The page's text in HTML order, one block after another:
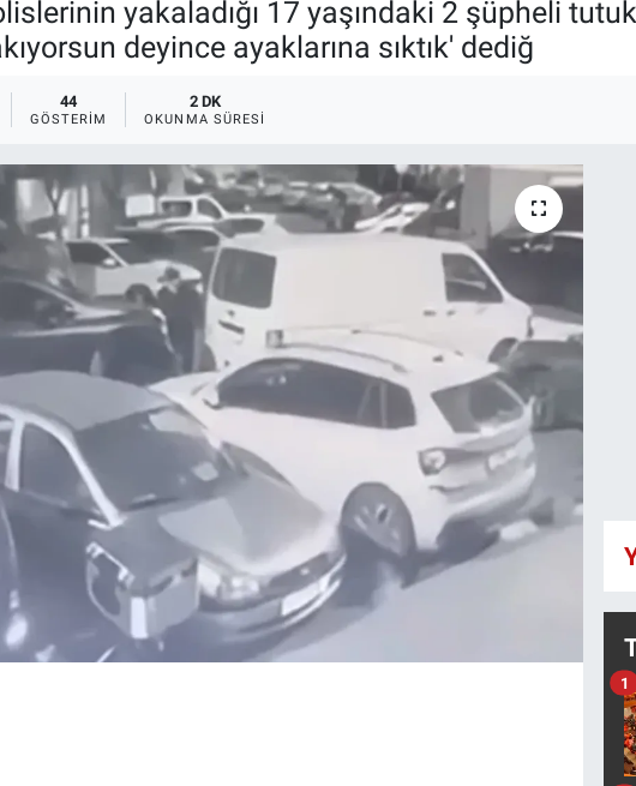
yakaladığı 17 yaşındaki 2 şüpheli
deyince ayaklarına sıktık' dediğ
44
GÖSTERIM
2 DK
OKUNMA SÜRESI
1